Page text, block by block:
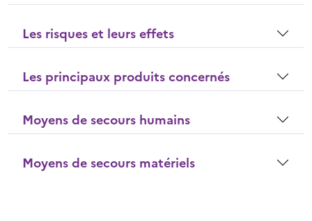
Les risques et leurs effets
Les principaux produits concernés
Moyens de secours humains
Moyens de secours matériels